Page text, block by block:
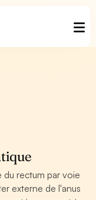
du rectum par voie
externe de l'anus